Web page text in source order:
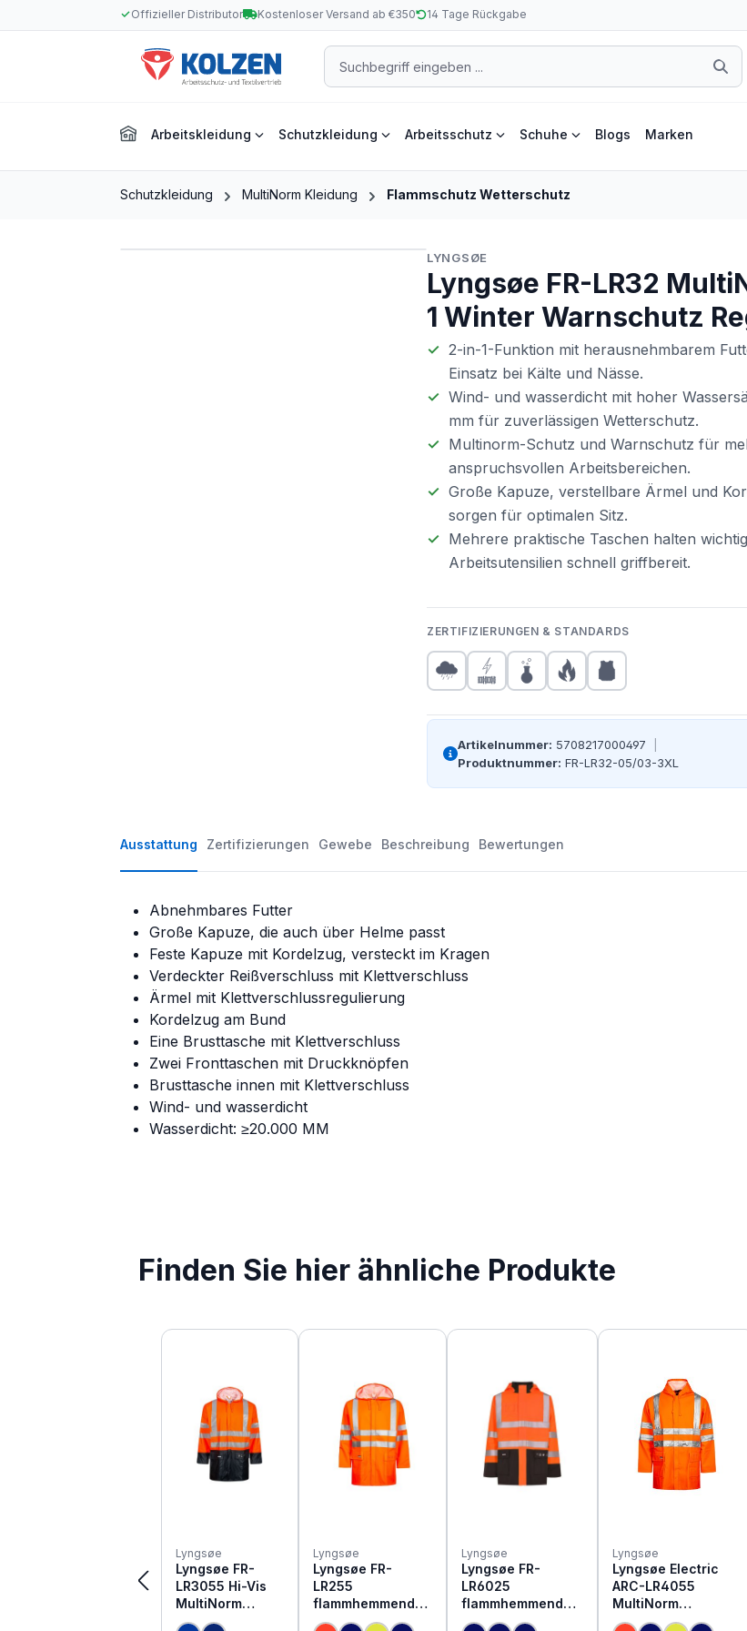
Hauptinhalt springen
Zur Suche springen
Zur Hauptnavigation springen
Offizieller Distributor Kostenloser Versand ab €350 14 Tage Rückgabe
Arbeitskleidung Schutzkleidung Arbeitsschutz Schuhe Blogs Marken
Schutzkleidung MultiNorm Kleidung Flammschutz Wetterschutz
LYNGSØE
Lyngsøe FR-LR32
1 Winter Warnschutz
2-in-1-Funktion mit herausnehmbarem
Einsatz bei Kälte und Nässe.
Wind- und wasserdicht mit hoher
mm für zuverlässigen Wetterschutz.
Multinorm-Schutz und Warnschutz für
anspruchsvollen Arbeitsbereichen.
Große Kapuze, verstellbare Ärmel und
sorgen für optimalen Sitz.
Mehrere praktische Taschen halten
Arbeitsutensilien schnell griffbereit.
ZERTIFIZIERUNGEN & STANDARDS
Artikelnummer: 5708217000497
Produktnummer: FR-LR32-05/03-3XL
Ausstattung Zertifizierungen Gewebe Beschreibung Bewertungen
Abnehmbares Futter
Große Kapuze, die auch über Helme passt
Feste Kapuze mit Kordelzug, versteckt im Kragen
Verdeckter Reißverschluss mit Klettverschluss
Ärmel mit Klettverschlussregulierung
Kordelzug am Bund
Eine Brusttasche mit Klettverschluss
Zwei Fronttaschen mit Druckknöpfen
Brusttasche innen mit Klettverschluss
Wind- und wasserdicht
Wasserdicht: ≥20.000 MM
Finden Sie hier ähnliche Produkte
Produktgalerie überspringen
Lyngsøe
Lyngsøe FR-
LR3055 Hi-Vis
MultiNorm
Warnschutz
Lyngsøe
Lyngsøe FR-
LR255
flammhemmende
Hi Vis Warnschutz
Lyngsøe
Lyngsøe FR-
LR6025
flammhemmende
Hi Vis Warnschutz
Lyngsøe
Lyngsøe Electric
ARC-LR4055
MultiNorm
Warnschutz